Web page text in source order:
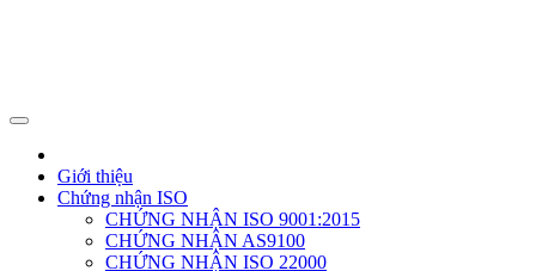
Giới thiệu
Chứng nhận ISO
CHỨNG NHẬN ISO 9001:2015
CHỨNG NHẬN AS9100
CHỨNG NHẬN ISO 22000